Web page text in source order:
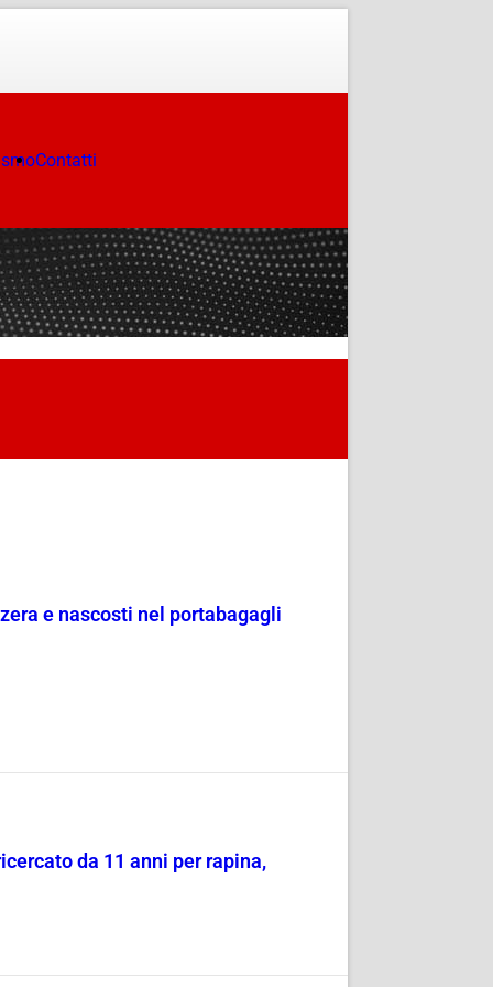
Contatti
e nascosti nel portabagagli
da 11 anni per rapina,